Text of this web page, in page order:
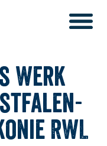
Werk
RWL